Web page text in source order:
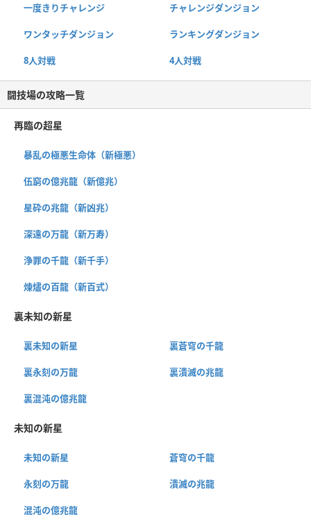
一度きりチャレンジ チャレンジダンジョン
ワンタッチダンジョン ランキングダンジョン
8人対戦 4人対戦
闘技場の攻略一覧
再臨の超星
暴乱の極悪生命体（新極悪）
伍窮の億兆龍（新億兆）
星砕の兆龍（新凶兆）
深遠の万龍（新万寿）
浄罪の千龍（新千手）
煉燼の百龍（新百式）
裏未知の新星
裏未知の新星 裏蒼穹の千龍
裏永刻の万龍 裏潰滅の兆龍
裏混沌の億兆龍
未知の新星
未知の新星 蒼穹の千龍
永刻の万龍 潰滅の兆龍
混沌の億兆龍